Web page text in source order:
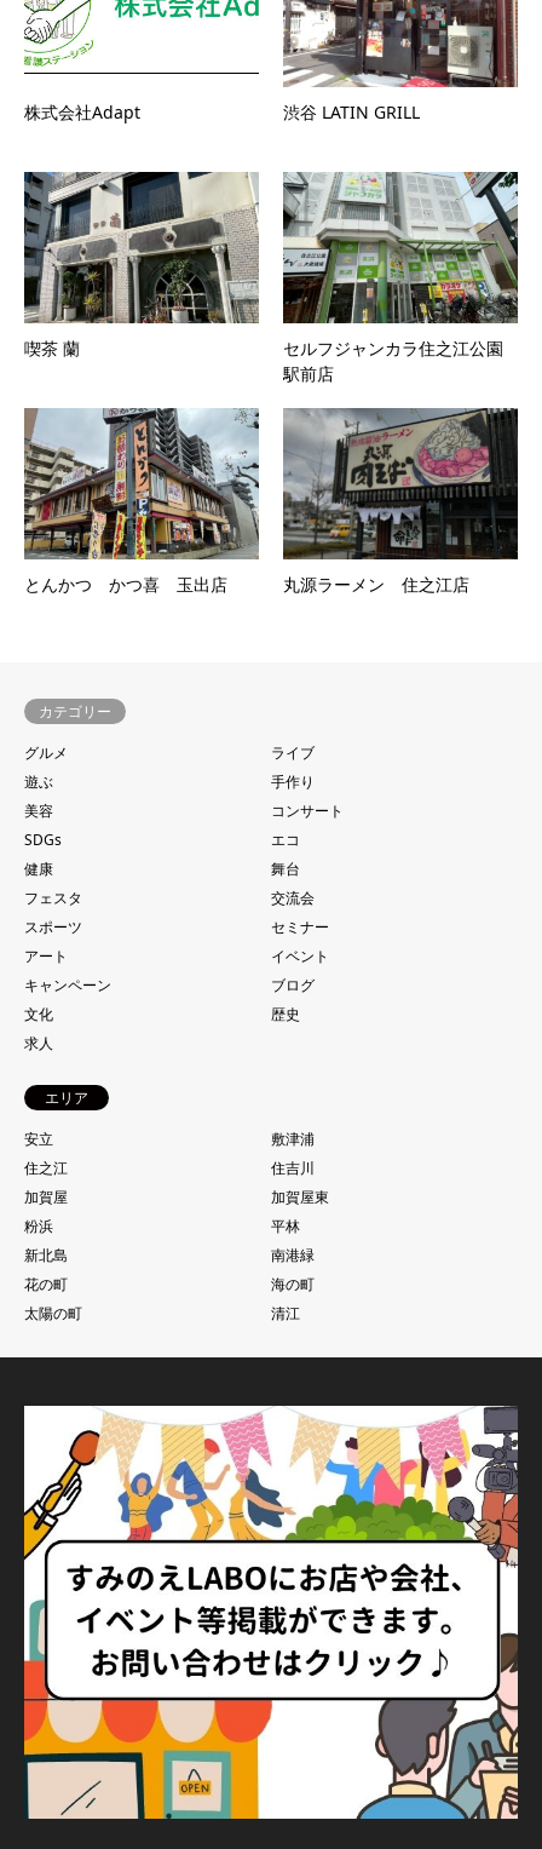
株式会社Adapt 渋谷 LATIN GRILL
喫茶 蘭
セルフジャンカラ住之江公園
駅前店
とんかつ かつ喜 玉出店 丸源ラーメン 住之江店
カテゴリー
グルメ
ライブ
遊ぶ
手作り
美容
コンサート
SDGs
エコ
健康
舞台
フェスタ
交流会
スポーツ
セミナー
アート
イベント
キャンペーン
ブログ
文化
歴史
求人
エリア
安立
敷津浦
住之江
住吉川
加賀屋
加賀屋東
粉浜
平林
新北島
南港緑
花の町
海の町
太陽の町
清江